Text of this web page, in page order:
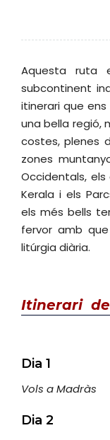
Aquesta ruta
subcontinent
itinerari que
una bella regió,
costes, plenes
zones
Occidentals,
Kerala i els
els més bells
fervor amb
litúrgia diària.
Itinerari
Dia 1
Vols a Madràs
Dia 2